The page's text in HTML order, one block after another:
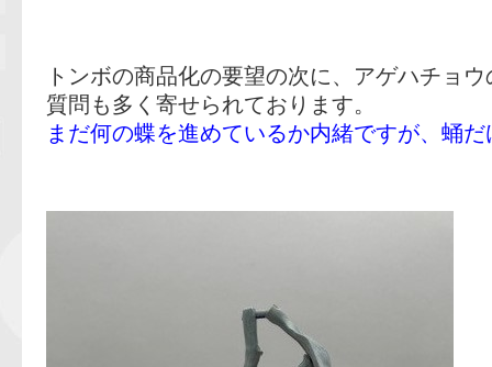
トンボの商品化の要望の次に、アゲハチョ
質問も多く寄せられております。
まだ何の蝶を進めているか内緒ですが、蛹